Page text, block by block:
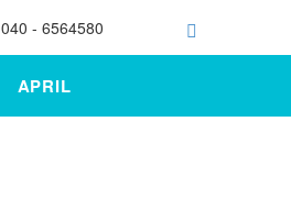
040 - 6564580
APRIL